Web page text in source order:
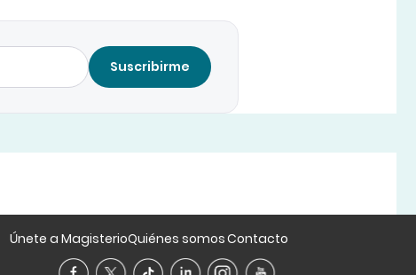
Suscribirme
Únete a MagisterioQuiénes somosContacto